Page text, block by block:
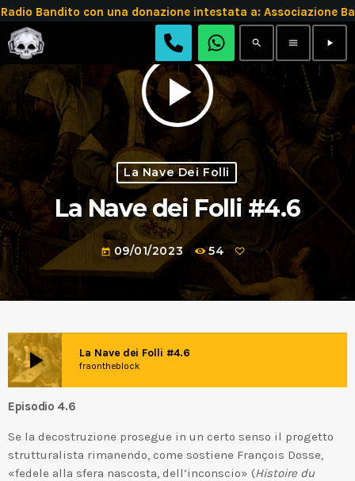
Bandito con una donazione intestata a: Associazione
search menu play_arrow
play_arrow
La Nave Dei Folli
La Nave dei Folli #4.6
today 09/01/2023 54
play_arrow La Nave dei Folli #4.6
fraontheblock
Episodio 4.6
Se la decostruzione prosegue in un certo senso il progetto
strutturalista rimanendo, come sostiene François Dosse,
«fedele alla sfera nascosta, dell’inconscio» (Histoire du